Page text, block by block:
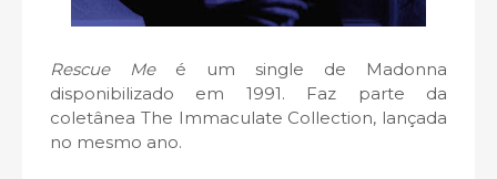
Rescue Me é um single de Madonna
disponibilizado em 1991. Faz parte da
coletânea The Immaculate Collection, lançada
no mesmo ano.